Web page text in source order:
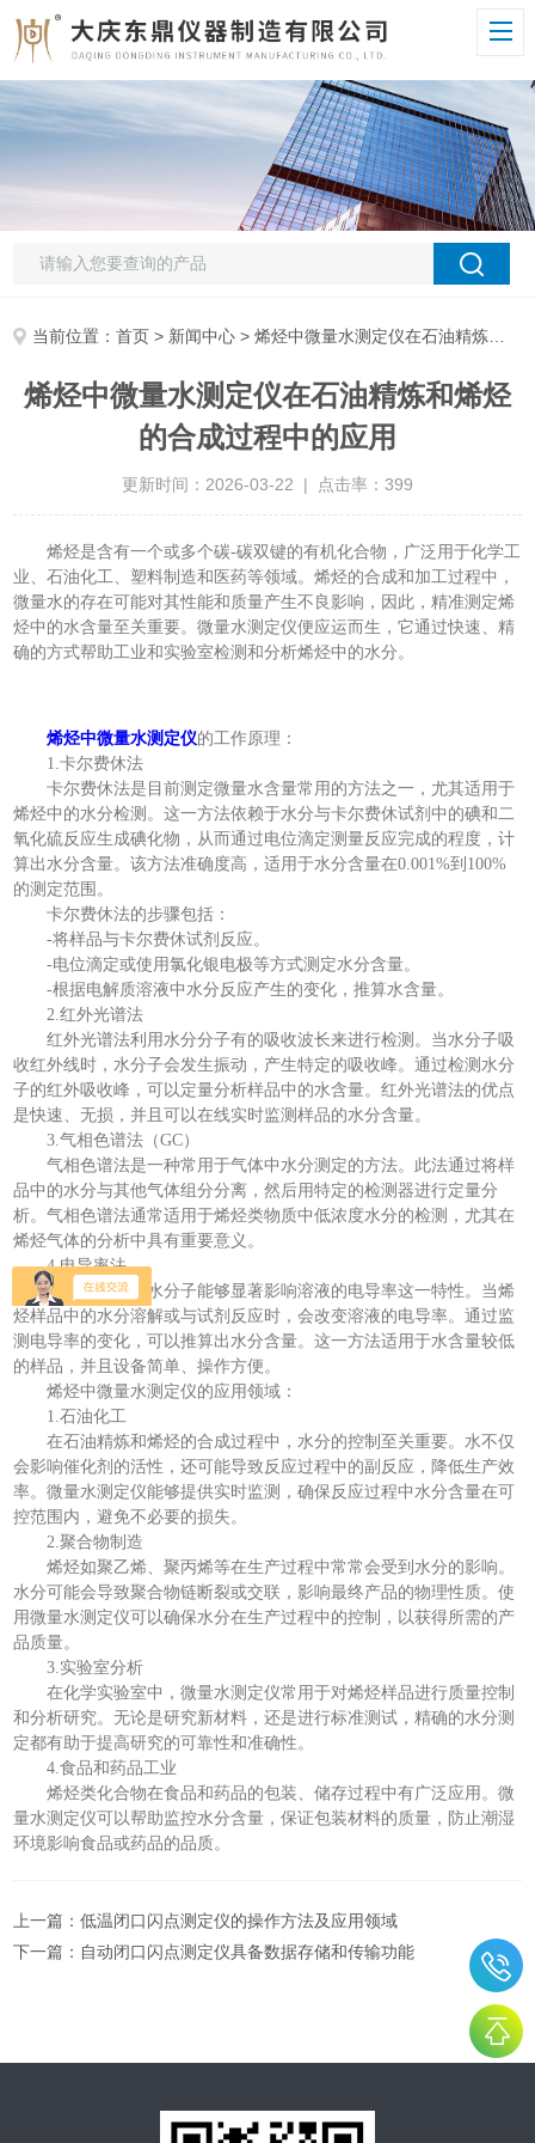
当前位置：首页 > 新闻中心 > 烯烃中微量水测定仪在石油精炼和烯烃的合成过程中的应用
烯烃中微量水测定仪在石油精炼和烯烃
的合成过程中的应用
更新时间：2026-03-22 | 点击率：399
烯烃是含有一个或多个碳-碳双键的有机化合物，广泛用于化学工
业、石油化工、塑料制造和医药等领域。烯烃的合成和加工过程中，
微量水的存在可能对其性能和质量产生不良影响，因此，精准测定烯
烃中的水含量至关重要。微量水测定仪便应运而生，它通过快速、精
确的方式帮助工业和实验室检测和分析烯烃中的水分。
烯烃中微量水测定仪的工作原理：
1.卡尔费休法
卡尔费休法是目前测定微量水含量常用的方法之一，尤其适用于
烯烃中的水分检测。这一方法依赖于水分与卡尔费休试剂中的碘和二
氧化硫反应生成碘化物，从而通过电位滴定测量反应完成的程度，计
算出水分含量。该方法准确度高，适用于水分含量在0.001%到100%
的测定范围。
卡尔费休法的步骤包括：
-将样品与卡尔费休试剂反应。
-电位滴定或使用氯化银电极等方式测定水分含量。
-根据电解质溶液中水分反应产生的变化，推算水含量。
2.红外光谱法
红外光谱法利用水分分子有的吸收波长来进行检测。当水分子吸
收红外线时，水分子会发生振动，产生特定的吸收峰。通过检测水分
子的红外吸收峰，可以定量分析样品中的水含量。红外光谱法的优点
是快速、无损，并且可以在线实时监测样品的水分含量。
3.气相色谱法（GC）
气相色谱法是一种常用于气体中水分测定的方法。此法通过将样
品中的水分与其他气体组分分离，然后用特定的检测器进行定量分
析。气相色谱法通常适用于烯烃类物质中低浓度水分的检测，尤其在
烯烃气体的分析中具有重要意义。
4.电导率法
电导率法基于水分子能够显著影响溶液的电导率这一特性。当烯
烃样品中的水分溶解或与试剂反应时，会改变溶液的电导率。通过监
测电导率的变化，可以推算出水分含量。这一方法适用于水含量较低
的样品，并且设备简单、操作方便。
烯烃中微量水测定仪的应用领域：
1.石油化工
在石油精炼和烯烃的合成过程中，水分的控制至关重要。水不仅
会影响催化剂的活性，还可能导致反应过程中的副反应，降低生产效
率。微量水测定仪能够提供实时监测，确保反应过程中水分含量在可
控范围内，避免不必要的损失。
2.聚合物制造
烯烃如聚乙烯、聚丙烯等在生产过程中常常会受到水分的影响。
水分可能会导致聚合物链断裂或交联，影响最终产品的物理性质。使
用微量水测定仪可以确保水分在生产过程中的控制，以获得所需的产
品质量。
3.实验室分析
在化学实验室中，微量水测定仪常用于对烯烃样品进行质量控制
和分析研究。无论是研究新材料，还是进行标准测试，精确的水分测
定都有助于提高研究的可靠性和准确性。
4.食品和药品工业
烯烃类化合物在食品和药品的包装、储存过程中有广泛应用。微
量水测定仪可以帮助监控水分含量，保证包装材料的质量，防止潮湿
环境影响食品或药品的品质。
上一篇：低温闭口闪点测定仪的操作方法及应用领域
下一篇： 自动闭口闪点测定仪具备数据存储和传输功能